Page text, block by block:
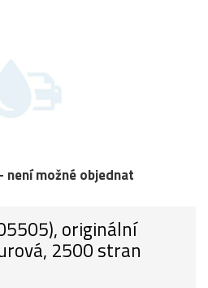
možné objednat
originální
2500 stran